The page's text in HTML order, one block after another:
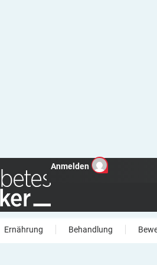
Anmelden
Ernährung Behandlung